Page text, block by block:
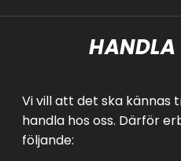
HANDLA
Vi vill att det ska
handla hos oss. Därför
följande: